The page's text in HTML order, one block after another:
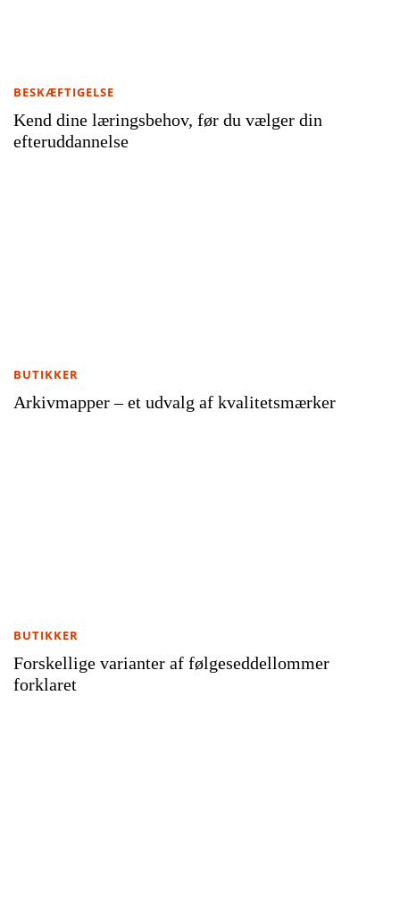
Kend dine læringsbehov, før du vælger din
efteruddannelse
BESKÆFTIGELSE
Arkivmapper – et udvalg af kvalitetsmærker
BUTIKKER
Forskellige varianter af følgeseddellommer
forklaret
BUTIKKER